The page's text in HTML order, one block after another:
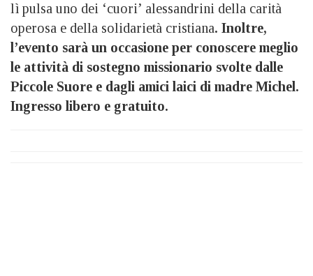
lì pulsa uno dei ‘cuori’ alessandrini della carità
operosa e della solidarietà cristiana. Inoltre,
l’evento sarà un occasione per conoscere meglio
le attività di sostegno missionario svolte dalle
Piccole Suore e dagli amici laici di madre Michel.
Ingresso libero e gratuito.